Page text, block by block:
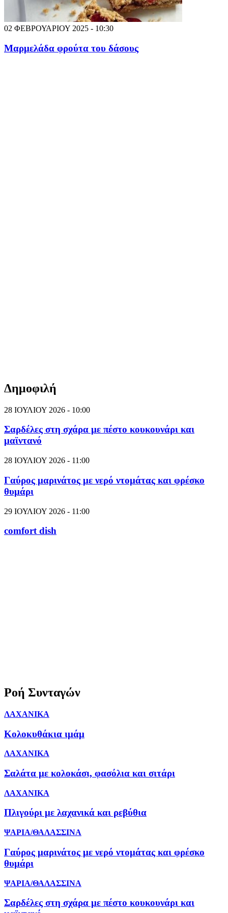
02 ΦΕΒΡΟΥΑΡΙΟΥ 2025 - 10:30
Μαρμελάδα φρούτα του δάσους
Δημοφιλή
28 ΙΟΥΛΙΟΥ 2026 - 10:00
Σαρδέλες στη σχάρα με πέστο κουκουνάρι και
μαϊντανό
28 ΙΟΥΛΙΟΥ 2026 - 11:00
Γαύρος μαρινάτος με νερό ντομάτας και φρέσκο
θυμάρι
29 ΙΟΥΛΙΟΥ 2026 - 11:00
comfort dish
Ροή Συνταγών
ΛΑΧΑΝΙΚΑ
Κολοκυθάκια ιμάμ
ΛΑΧΑΝΙΚΑ
Σαλάτα με κολοκάσι, φασόλια και σιτάρι
ΛΑΧΑΝΙΚΑ
Πλιγούρι με λαχανικά και ρεβύθια
ΨΑΡΙΑ/ΘΑΛΑΣΣΙΝΑ
Γαύρος μαρινάτος με νερό ντομάτας και φρέσκο
θυμάρι
ΨΑΡΙΑ/ΘΑΛΑΣΣΙΝΑ
Σαρδέλες στη σχάρα με πέστο κουκουνάρι και